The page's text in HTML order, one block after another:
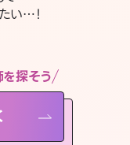
い…！
探そう